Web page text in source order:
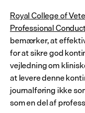
Royal College of
Professional
bemærker, at
for at sikre god
vejledning om
at levere denne
journalføring ikke
som en del af